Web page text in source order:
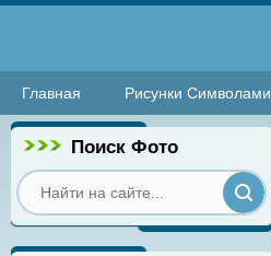
Главная Рисунки Символами
Поиск Фото